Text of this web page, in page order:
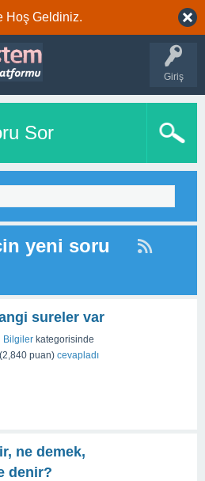
Hoş Geldiniz.
Giriş
Sor
yeni soru
sureler var
Bilgiler kategorisinde
(2,840 puan) cevapladı
ne demek,
denir?